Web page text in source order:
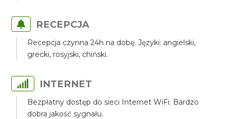
RECEPCJA
Recepcja czynna 24h na dobę. Języki: angielski,
grecki, rosyjski, chiński.
INTERNET
Bezpłatny dostęp do sieci Internet WiFi. Bardzo
dobra jakość sygnału.